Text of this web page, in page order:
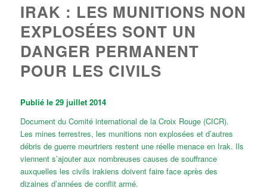
IRAK : LES MUNITIONS NON
EXPLOSÉES SONT UN
DANGER PERMANENT
POUR LES CIVILS
Publié le 29 juillet 2014
Document du Comité international de la Croix Rouge (CICR).
Les mines terrestres, les munitions non explosées et d’autres
débris de guerre meurtriers restent une réelle menace en Irak. Ils
viennent s’ajouter aux nombreuses causes de souffrance
auxquelles les civils irakiens doivent faire face après des
dizaines d’années de conflit armé.